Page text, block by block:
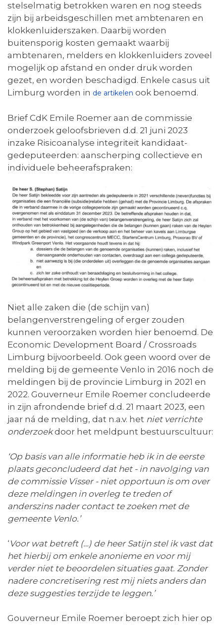
stelselmatig betrokken waren en nog steeds
zijn bij arbeidsgeschillen met ambtenaren en
klokkenluiderszaken. Daarbij worden
buitensporig kosten gemaakt waarbij
ambtenaren, melders en klokkenluiders zoveel
mogelijk op afstand en onder druk worden
gezet, en worden beschadigd. Enkele casus uit
Limburg worden in de artikelen ook benoemd.
Brief CdK Emile Roemer aan de commissie
onderzoek geloofsbrieven d.d. 21 juni 2023
inzake Risicoanalyse integriteit kandidaat-
gedeputeerden: aanscherping collectieve en
individuele beheerafspraken:
Niet alle zaken die (de schijn van)
belangenverstrengeling of erger zouden
kunnen veroorzaken worden hier benoemd. De
Economic Development Board / Crossroads
Limburg bijvoorbeeld. Ook geen woord over de
melding bij de gemeente Venlo in 2016 noch de
meldingen bij de provincie Limburg in 2021 en
2022. Gouverneur Emile Roemer concludeerde
in zijn afrondende brief d.d. 21 maart 2023, een
jaar ná de melding, dat n.a.v. het niet verrichte
onderzoekdoor het meldpunt bestuurscultuur:
‘Op basis van alle informatie heb ik in de eerste
plaats geconcludeerd dat het - in navolging van
de commissie Visser - niet opportuun is om over
deze meldingen in overleg te treden of
anderszins nader contact te zoeken met de
gemeente Venlo.’
‘ Voor wat betreft (…) de heer Satijn stel ik vast dat
het hierbij om enkele anonieme en voor mij
verder niet te beoordelen situaties gaat. Zonder
nadere concretisering rest mij niets anders dan
deze suggesties terzijde te leggen.’
Gouverneur Emile Roemer beroept zich hier op